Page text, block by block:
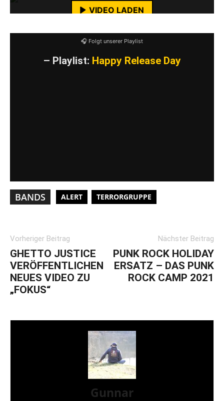
YouTube-Inhalte immer entsperren
VIDEO LADEN
YouTube-Inhalte immer entsperren
🎧 Folgt unserer Playlist
– Playlist: Happy Release Day
BANDS ALERT TERRORGRUPPE
Vorheriger Beitrag
GHETTO JUSTICE
VERÖFFENTLICHEN
NEUES VIDEO ZU
„FOKUS“
Nächster Beitrag
PUNK ROCK HOLIDAY
ERSATZ – DAS PUNK
ROCK CAMP 2021
Gunnar